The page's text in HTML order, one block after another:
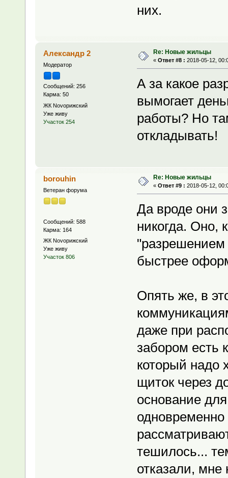
них.
Александр 2
Модератор
Сообщений: 256
Карма: 50
ЖК Novoрижский
Уже живу
Участок 254
Re: Новые жильцы
« Ответ #8 : 2018-05-12,
А за какое
вымогает
работы? Но
откладывать!
borouhin
Ветеран форума
Сообщений: 588
Карма: 164
ЖК Novoрижский
Уже живу
Участок 806
Re: Новые жильцы
« Ответ #9 : 2018-05-12,
Да вроде они
никогда. Оно,
"разрешением
быстрее
Опять же, в
даже при
забором есть
который надо
щиток через
основание
одновременно
тешилось...
отказали,